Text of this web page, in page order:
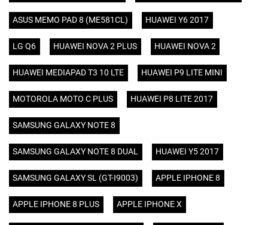
ASUS MEMO PAD 8 (ME581CL) HUAWEI Y6 2017
LG Q6 HUAWEI NOVA 2 PLUS HUAWEI NOVA 2
HUAWEI MEDIAPAD T3 10 LTE HUAWEI P9 LITE MINI
MOTOROLA MOTO C PLUS HUAWEI P8 LITE 2017
SAMSUNG GALAXY NOTE 8
SAMSUNG GALAXY NOTE 8 DUAL HUAWEI Y5 2017
SAMSUNG GALAXY SL (GT-I9003) APPLE IPHONE 8
APPLE IPHONE 8 PLUS APPLE IPHONE X